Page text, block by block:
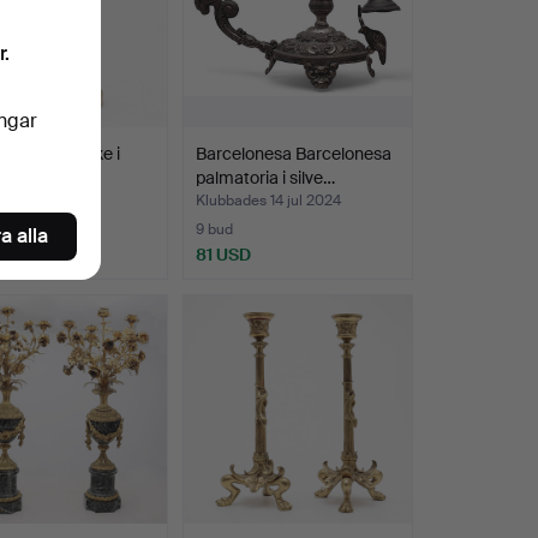
X-stil ljusstake i
Barcelonesa Barcelonesa
palmatoria i silve…
Klubbades 14 jul 2024
9 bud
81 USD
alla